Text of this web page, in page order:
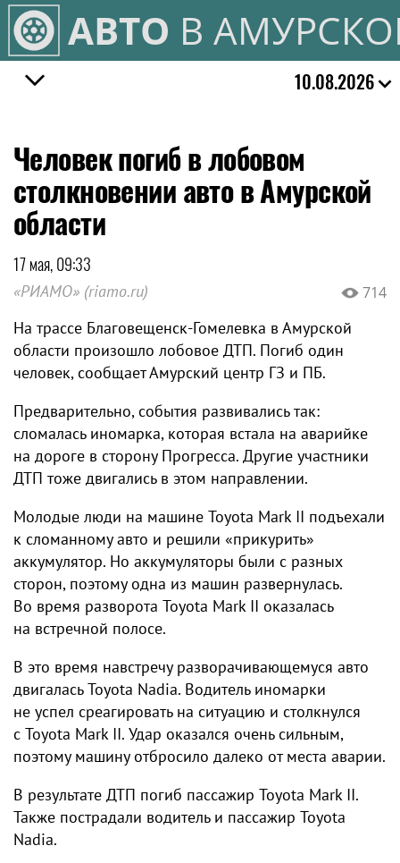
АВТО В
10.08.2026
Человек погиб в лобовом
столкновении авто в Амурской
области
17 мая, 09:33
«РИАМО» (riamo.ru) 714
На трассе Благовещенск-Гомелевка в Амурской
области произошло лобовое ДТП. Погиб один
человек, сообщает Амурский центр ГЗ и ПБ.
Предварительно, события развивались так:
сломалась иномарка, которая встала на аварийке
на дороге в сторону Прогресса. Другие участники
ДТП тоже двигались в этом направлении.
Молодые люди на машине Toyota Mark II подъехали
к сломанному авто и решили «прикурить»
аккумулятор. Но аккумуляторы были с разных
сторон, поэтому одна из машин развернулась.
Во время разворота Toyota Mark II оказалась
на встречной полосе.
В это время навстречу разворачивающемуся авто
двигалась Toyota Nadia. Водитель иномарки
не успел среагировать на ситуацию и столкнулся
с Toyota Mark II. Удар оказался очень сильным,
поэтому машину отбросило далеко от места аварии.
В результате ДТП погиб пассажир Toyota Mark II.
Также пострадали водитель и пассажир Toyota
Nadia.